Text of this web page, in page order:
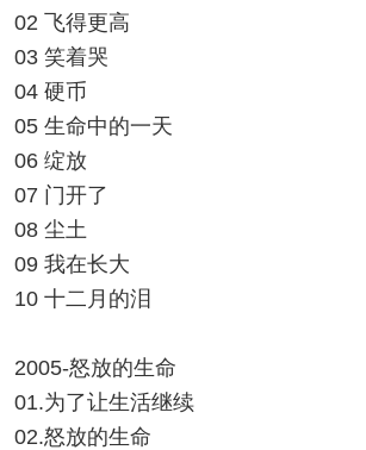
02 飞得更高
03 笑着哭
04 硬币
05 生命中的一天
06 绽放
07 门开了
08 尘土
09 我在长大
10 十二月的泪
2005-怒放的生命
01.为了让生活继续
02.怒放的生命